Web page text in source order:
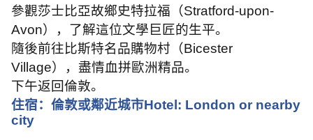
參觀莎士比亞故鄉史特拉福（Stratford-upon-
Avon），了解這位文學巨匠的生平。
隨後前往比斯特名品購物村（Bicester
Village），盡情血拼歐洲精品。
下午返回倫敦。
住宿：倫敦或鄰近城市Hotel: London or nearby
city